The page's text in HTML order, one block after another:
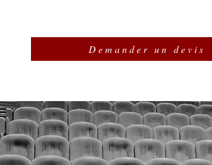
Demander un devis